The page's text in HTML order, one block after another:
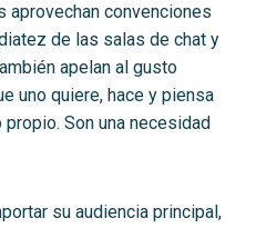
convenciones
de las salas de chat y
apelan al gusto
uno quiere, hace y piensa
Son una necesidad
su audiencia principal,